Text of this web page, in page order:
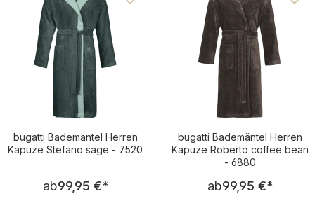
bugatti Bademäntel Herren
Kapuze Stefano sage - 7520
Regulärer Preis:
ab99,95 €*
bugatti Bademäntel Herren
Kapuze Roberto coffee bean
- 6880
Regulärer
ab99,95 €*